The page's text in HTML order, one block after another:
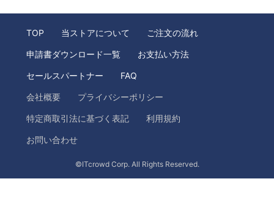
TOP 当ストアについて ご注文の流れ
申請書ダウンロード一覧 お支払い方法
セールスパートナー FAQ
会社概要 プライバシーポリシー
特定商取引法に基づく表記 利用規約
お問い合わせ
©ITcrowd Corp. All Rights Reserved.